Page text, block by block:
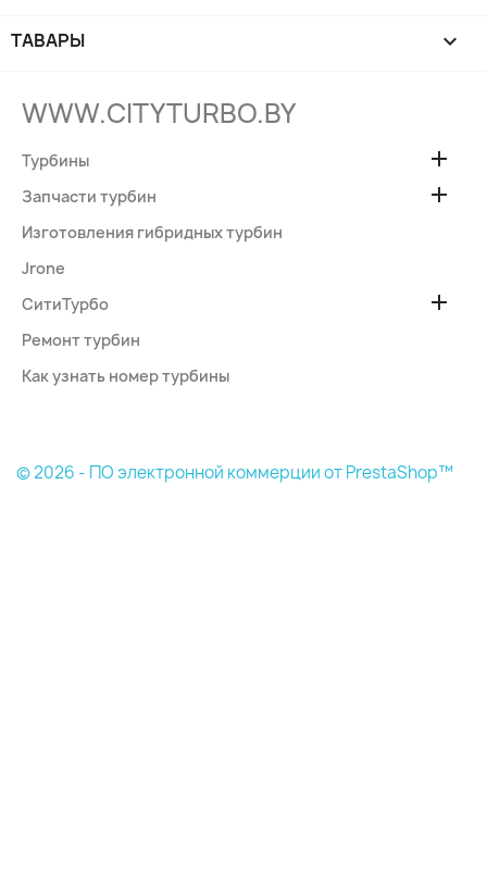
ТАВАРЫ 
WWW.CITYTURBO.BY
Турбины 
Запчасти турбин 
Изготовления гибридных турбин
Jrone
СитиТурбо

Ремонт турбин
Как узнать номер турбины
© 2026 - ПО электронной коммерции от PrestaShop™